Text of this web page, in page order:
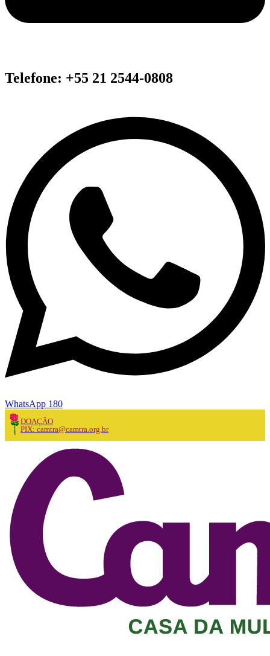
Telefone: +55 21 2544-0808
WhatsApp 180
DOAÇÃO
PIX: camtra@camtra.org.br